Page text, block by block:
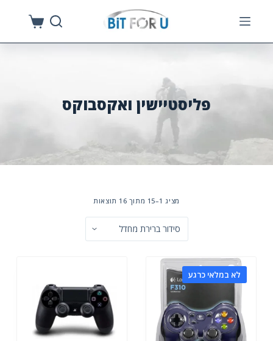
t
פליסטיישין ואקסבוקס
מציג 1–15 מתוך 16 תוצאות
לא במלאי כרגע